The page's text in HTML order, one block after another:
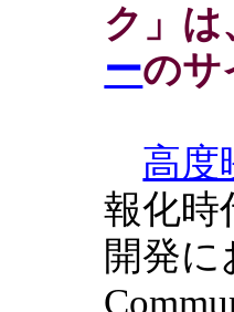
ク」は
ーのサ
高度
報化時
開発に